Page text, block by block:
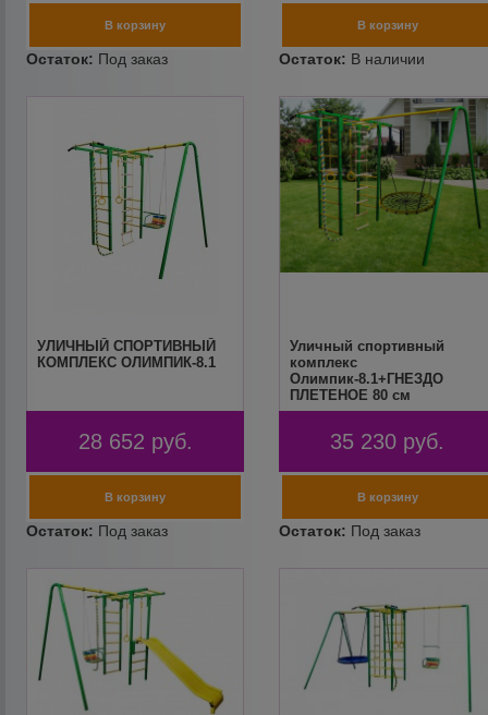
УЛИЧНЫЙ СПОРТИВНЫЙ
КОМПЛЕКС ОЛИМПИК-8.1
28 652 руб.
Уличный спортивный
комплекс
Олимпик-8.1+ГНЕЗДО
ПЛЕТЕНОЕ 80 см
35 230 руб.